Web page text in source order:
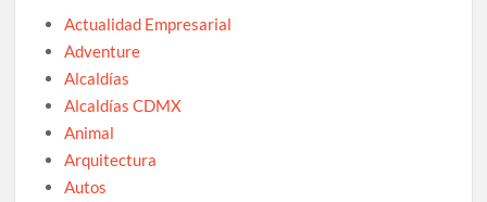
Actualidad Empresarial
Adventure
Alcaldías
Alcaldías CDMX
Animal
Arquitectura
Autos